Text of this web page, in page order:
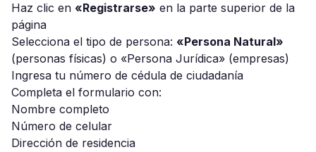
Haz clic en «Registrarse» en la parte superior de la
página
Selecciona el tipo de persona: «Persona Natural»
(personas físicas) o «Persona Jurídica» (empresas)
Ingresa tu número de cédula de ciudadanía
Completa el formulario con:
Nombre completo
Número de celular
Dirección de residencia